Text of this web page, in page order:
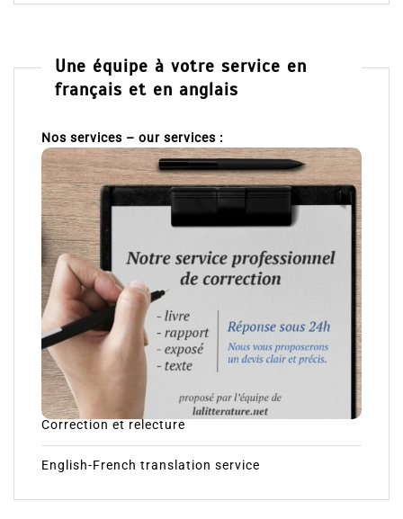
Une équipe à votre service en
français et en anglais
Nos services – our services :
Correction et relecture
English-French translation service